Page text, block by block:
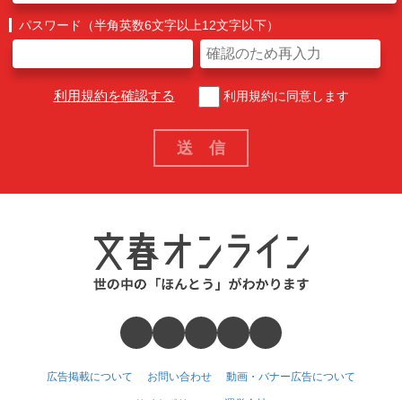
パスワード（半角英数6文字以上12文字以下）
利用規約を確認する 利用規約に同意します
広告掲載について お問い合わせ 動画・バナー広告について